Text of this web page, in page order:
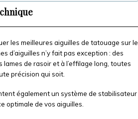
les meilleures aiguilles de tatouage sur le
d’aiguilles n’y fait pas exception : des
de rasoir et à l’effilage long, toutes
précision qui soit.
également un système de stabilisateur
optimale de vos aiguilles.